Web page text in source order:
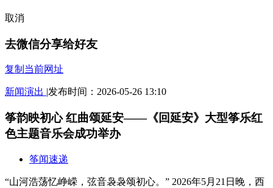
取消
去微信分享给好友
复制当前网址
新闻演出 |发布时间：2026-05-26 13:10
筝韵映初心 红曲颂延安——《回延安》大型筝乐红
色主题音乐会成功举办
筝闻速递
“山河浩荡忆峥嵘，弦音袅袅颂初心。” 2026年5月21日晚，西